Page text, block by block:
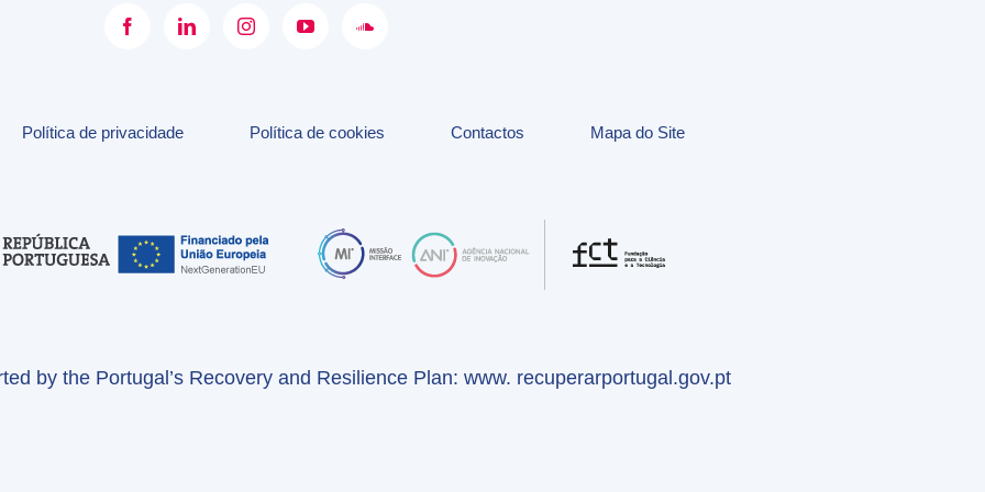
Política de privacidade Política de cookies Contactos Mapa do Site
by the Portugal’s Recovery and Resilience Plan: www. recuperarportugal.gov.pt